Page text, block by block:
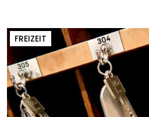
FREIZEIT